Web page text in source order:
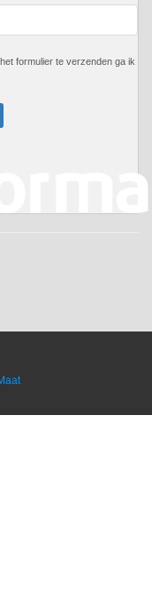
formulier te verzenden ga ik